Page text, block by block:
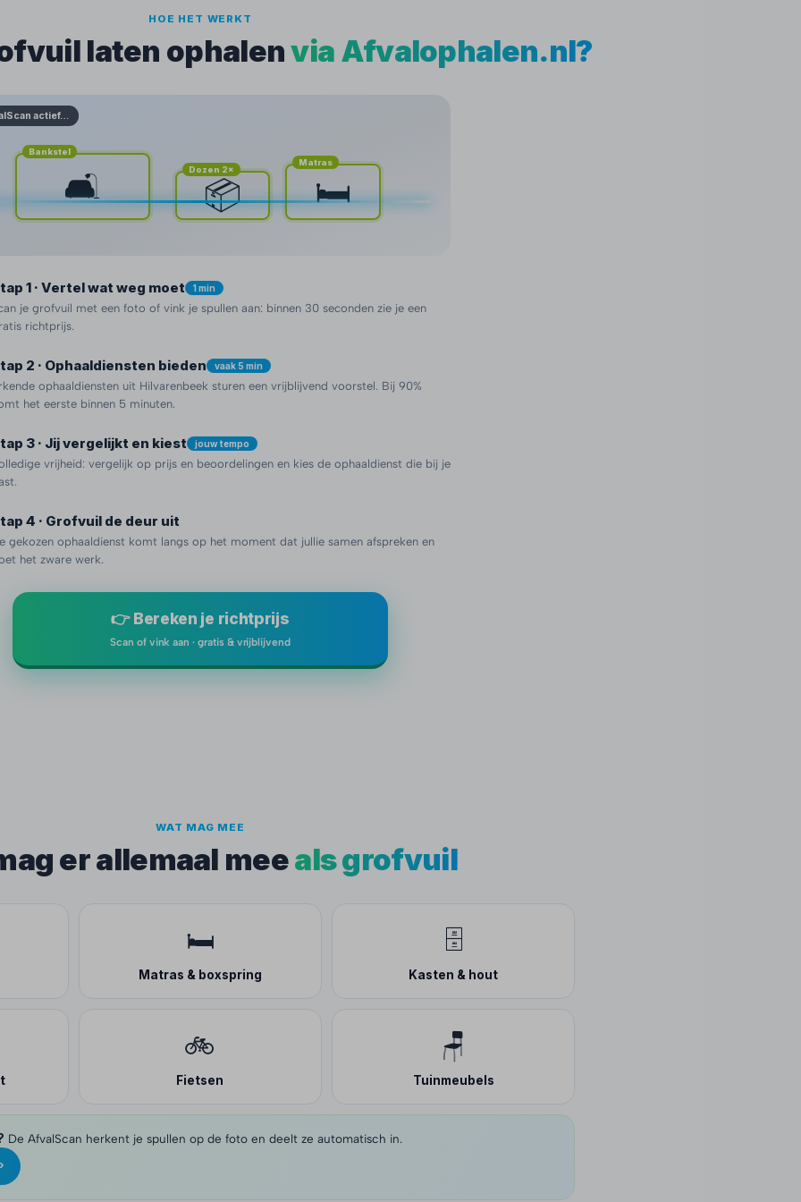
HOE HET WERKT
laten ophalenvia Afvalophalen.nl?
actief…
Bankstel
🛋️ Dozen 2×
📦
Matras
🛏️
1 · Vertel wat weg moet 1 min
je grofvuil met een foto of vink je spullen aan: binnen 30 seconden zie je een
richtprijs.
2 · Ophaaldiensten bieden vaak 5 min
ophaaldiensten uit Hilvarenbeek sturen een vrijblijvend voorstel. Bij 90%
het eerste binnen 5 minuten.
3 · Jij vergelijkt en kiest jouw tempo
vrijheid: vergelijk op prijs en beoordelingen en kies de ophaaldienst die bij je
4 · Grofvuil de deur uit
gekozen ophaaldienst komt langs op het moment dat jullie samen afspreken en
het zware werk.
👉 Bereken je richtprijs
Scan of vink aan · gratis & vrijblijvend
WAT MAG MEE
er allemaal meeals grofvuil
🛏️
Matras & boxspring
🗄️
Kasten & hout
🚲
Fietsen
🪑
Tuinmeubels
De AfvalScan herkent je spullen op de foto en deelt ze automatisch in.